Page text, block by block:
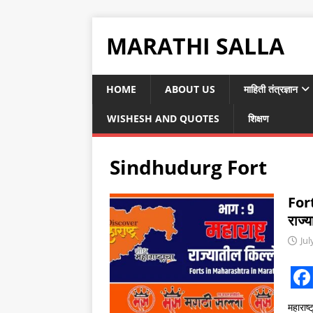
MARATHI SALLA
HOME ABOUT US माहिती तंत्रज्ञान
WISHESH AND QUOTES शिक्षण
Sindhudurg Fort
F